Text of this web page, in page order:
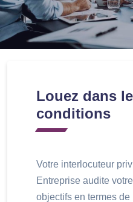
Louez dans
conditions
Votre interlocuteur
Entreprise audite
objectifs en termes